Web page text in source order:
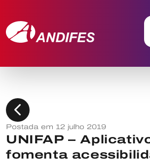
chevron_left
Postada em 12 julho 2019
UNIFAP –
fomenta